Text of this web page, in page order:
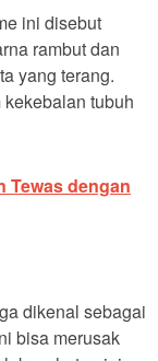
ini disebut
rambut dan
yang terang.
tubuh
Tewas dengan
dikenal sebagai
bisa merusak